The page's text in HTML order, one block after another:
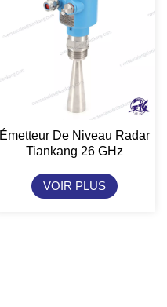
Émetteur De Niveau Radar
Tiankang 26 GHz
VOIR PLUS